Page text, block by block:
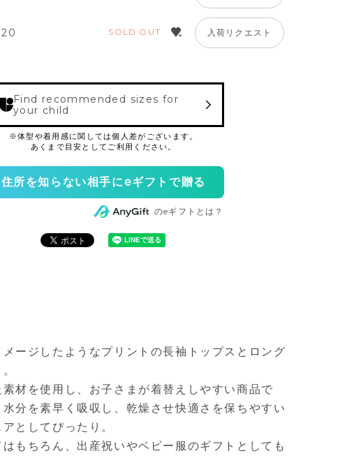
SOLD OUT 入荷リクエスト
Find recommended sizes for
your child
住所を知らない相手にeギフトで贈る
のeギフトとは？
ージしたようなプリントの長袖トップスとロング
材を使用し、お子さまが着替えしやすい商品で
分を素早く吸収し、乾燥させ快適さを保ちやすい
としてぴったり。
もちろん、出産祝いやベビー服のギフトとしても